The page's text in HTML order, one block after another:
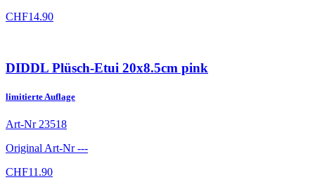
CHF14.90
DIDDL Plüsch-Etui 20x8.5cm pink
limitierte Auflage
Art-Nr 23518
Original Art-Nr---
CHF11.90